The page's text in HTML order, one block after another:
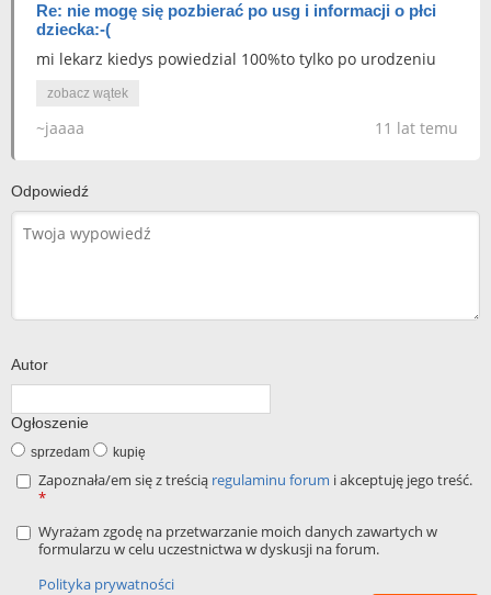
Re: nie mogę się pozbierać po usg i informacji o płci
dziecka:-(
mi lekarz kiedys powiedzial 100%to tylko po urodzeniu
zobacz wątek
11 lat temu
~jaaaa
Odpowiedź
Autor
Ogłoszenie
sprzedam kupię
Zapoznała/em się z treścią regulaminu forum i akceptuję jego treść.
*
Wyrażam zgodę na przetwarzanie moich danych zawartych w
formularzu w celu uczestnictwa w dyskusji na forum.
Polityka prywatności